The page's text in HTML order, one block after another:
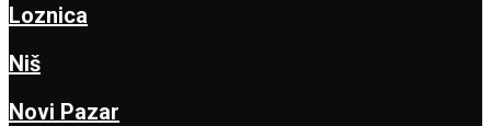
Loznica
Niš
Novi Pazar